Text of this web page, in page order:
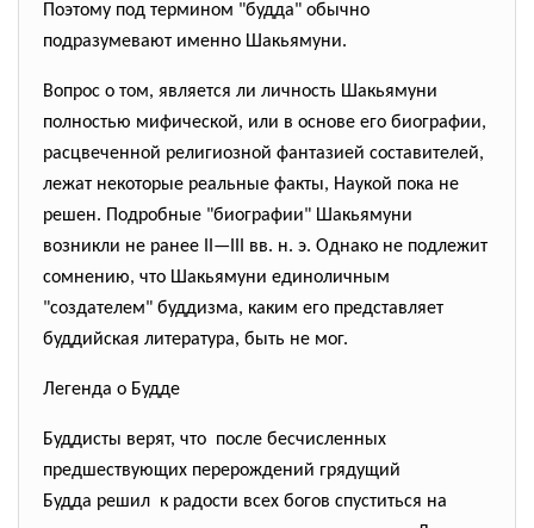
Поэтому под термином "будда" обычно
подразумевают именно Шакьямуни.
Вопрос о том, является ли личность Шакьямуни
полностью мифической, или в основе его биографии,
расцвеченной религиозной фантазией составителей,
лежат некоторые реальные факты, Наукой пока не
решен. Подробные "биографии" Шакьямуни
возникли не ранее II—III вв. н. э. Однако не подлежит
сомнению, что Шакьямуни единоличным
"создателем" буддизма, каким его представляет
буддийская литература, быть не мог.
Легенда о Будде
Буддисты верят, что после бесчисленных
предшествующих перерождений грядущий
Будда решил к радости всех богов спуститься на